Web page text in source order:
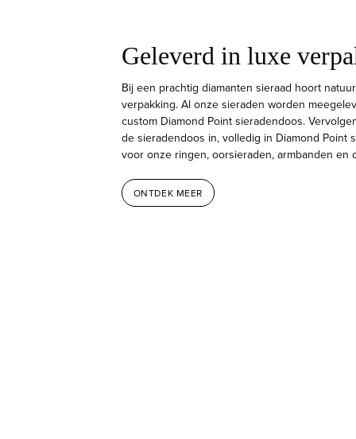
Geleverd in luxe
Bij een prachtig diamanten sieraad hoort
verpakking. Al onze sieraden worden
custom Diamond Point sieradendoos.
de sieradendoos in, volledig in Diamond Point
voor onze ringen, oorsieraden, armbanden en
ONTDEK MEER